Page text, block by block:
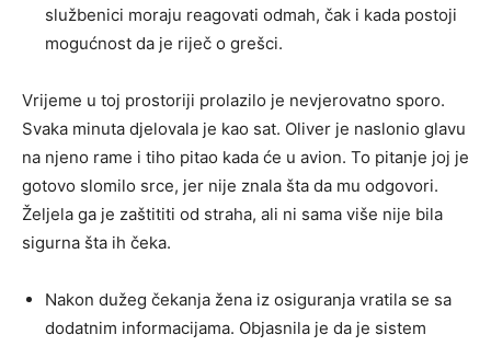
službenici moraju reagovati odmah, čak i kada postoji
mogućnost da je riječ o grešci.
Vrijeme u toj prostoriji prolazilo je nevjerovatno sporo.
Svaka minuta djelovala je kao sat. Oliver je naslonio glavu
na njeno rame i tiho pitao kada će u avion. To pitanje joj je
gotovo slomilo srce, jer nije znala šta da mu odgovori.
Željela ga je zaštititi od straha, ali ni sama više nije bila
sigurna šta ih čeka.
Nakon dužeg čekanja žena iz osiguranja vratila se sa
dodatnim informacijama. Objasnila je da je sistem